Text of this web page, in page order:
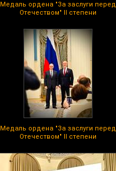
Медаль ордена "За заслуги перед
Отечеством" II степени
Медаль ордена "За заслуги перед
Отечеством" II степени